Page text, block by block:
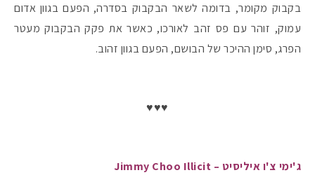
בקבוק מקומר, בדומה לשאר הבקבוק בסדרה, הפעם בגוון אדום
עמוק, זוהר עם פס זהב לאורכו, כאשר את פקק הבקבוק מעטר
הפרג, סימן ההיכר של הבושם, הפעם בגוון זהוב.
♥♥♥
ג'ימי צ'ו איליסיט – Jimmy Choo Illicit